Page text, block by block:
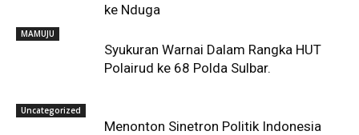
ke Nduga
MAMUJU
Syukuran Warnai Dalam Rangka HUT
Polairud ke 68 Polda Sulbar.
Uncategorized
Menonton Sinetron Politik Indonesia